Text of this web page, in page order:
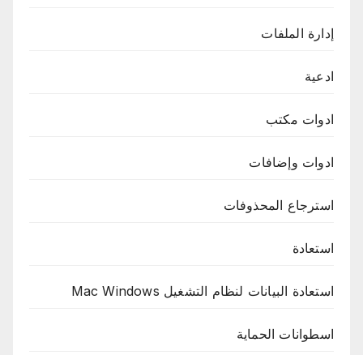
إدارة الملفات
ادعية
ادوات مكتب
ادوات وإضافات
استرجاع المحذوفات
استعادة
استعادة البيانات لنظام التشغيل Mac Windows
اسطوانات الحماية